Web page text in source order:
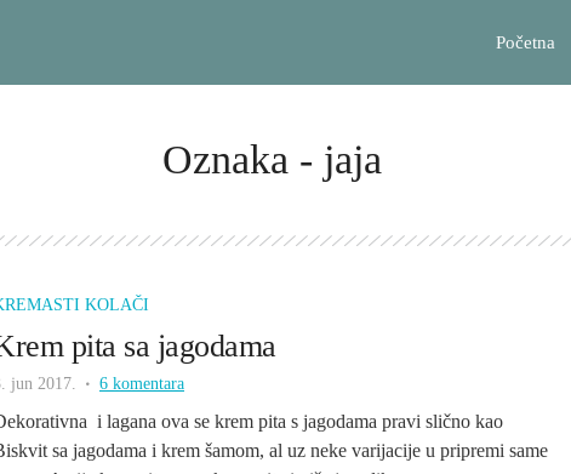
Početna
Oznaka - jaja
KOLAČI
pita sa jagodama
jun 2017. 6 komentara
i lagana ova se krem pita s jagodama pravi slično kao
sa jagodama i krem šamom, al uz neke varijacije u pripremi same